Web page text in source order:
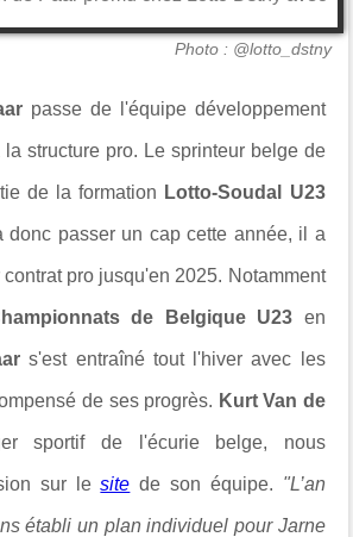
Photo : @lotto_dstny
passe de l'équipe développement
structure pro. Le sprinteur belge de
de la formation Lotto-Soudal U23
donc passer un cap cette année, il a
pro jusqu'en 2025. Notamment
de Belgique U23 en
s'est entraîné tout l'hiver avec les
de ses progrès. Kurt Van de
sportif de l'écurie belge, nous
sur lesite de son équipe. "L’an
établi un plan individuel pour Jarne